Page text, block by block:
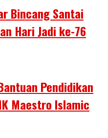
Bincang Santai
Hari Jadi ke-76
Pendidikan
Maestro Islamic